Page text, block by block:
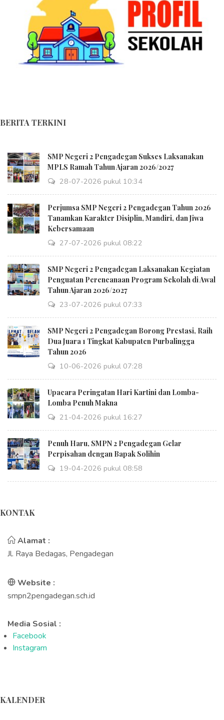
BERITA TERKINI
SMP Negeri 2 Pengadegan Sukses Laksanakan
MPLS Ramah Tahun Ajaran 2026/2027
28-07-2026 pukul 10:34
Perjumsa SMP Negeri 2 Pengadegan Tahun 2026
Tanamkan Karakter Disiplin, Mandiri, dan Jiwa
Kebersamaan
27-07-2026 pukul 08:22
SMP Negeri 2 Pengadegan Laksanakan Kegiatan
Penguatan Perencanaan Program Sekolah di Awal
Tahun Ajaran 2026/2027
23-07-2026 pukul 07:33
SMP Negeri 2 Pengadegan Borong Prestasi, Raih
Dua Juara 1 Tingkat Kabupaten Purbalingga
Tahun 2026
10-06-2026 pukul 07:28
Upacara Peringatan Hari Kartini dan Lomba-
Lomba Penuh Makna
21-04-2026 pukul 16:27
Penuh Haru, SMPN 2 Pengadegan Gelar
Perpisahan dengan Bapak Solihin
19-04-2026 pukul 08:58
KONTAK
Alamat :
Jl. Raya Bedagas, Pengadegan
Website :
smpn2pengadegan.sch.id
Media Sosial :
Facebook
Instagram
KALENDER